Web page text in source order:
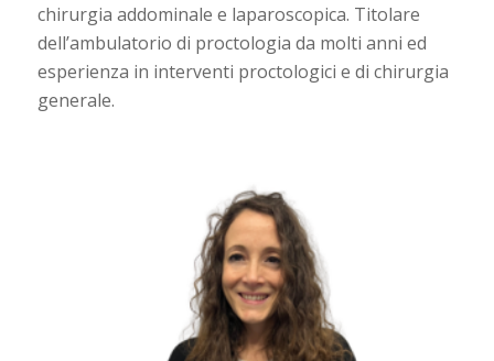
chirurgia addominale e laparoscopica. Titolare
dell’ambulatorio di proctologia da molti anni ed
esperienza in interventi proctologici e di chirurgia
generale.